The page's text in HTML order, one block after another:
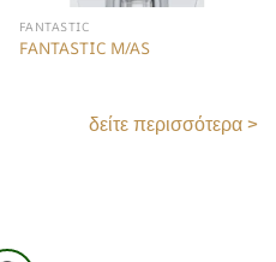
FANTASTIC
FANTASTIC M/AS
δείτε περισσότερα >